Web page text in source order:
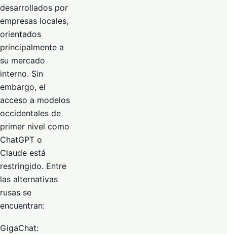
desarrollados por
empresas locales,
orientados
principalmente a
su mercado
interno. Sin
embargo, el
acceso a modelos
occidentales de
primer nivel como
ChatGPT o
Claude está
restringido. Entre
las alternativas
rusas se
encuentran:
GigaChat: